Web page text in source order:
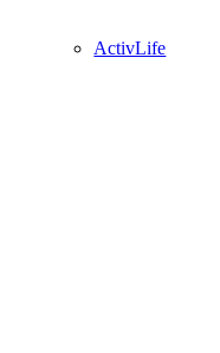
ActivLife